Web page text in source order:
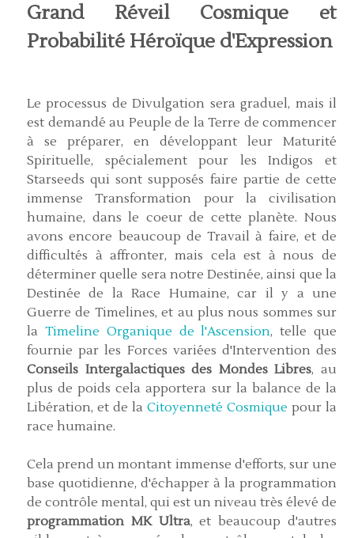
Grand Réveil Cosmique et
Probabilité Héroïque d'Expression
Le processus de Divulgation sera graduel, mais il
est demandé au Peuple de la Terre de commencer
à se préparer, en développant leur Maturité
Spirituelle, spécialement pour les Indigos et
Starseeds qui sont supposés faire partie de cette
immense Transformation pour la civilisation
humaine, dans le coeur de cette planète. Nous
avons encore beaucoup de Travail à faire, et de
difficultés à affronter, mais cela est à nous de
déterminer quelle sera notre Destinée, ainsi que la
Destinée de la Race Humaine, car il y a une
Guerre de Timelines, et au plus nous sommes sur
la Timeline Organique de l'Ascension, telle que
fournie par les Forces variées d'Intervention des
Conseils Intergalactiques des Mondes Libres, au
plus de poids cela apportera sur la balance de la
Libération, et de la Citoyenneté Cosmique pour la
race humaine.
Cela prend un montant immense d'efforts, sur une
base quotidienne, d'échapper à la programmation
de contrôle mental, qui est un niveau très élevé de
programmation MK Ultra, et beaucoup d'autres